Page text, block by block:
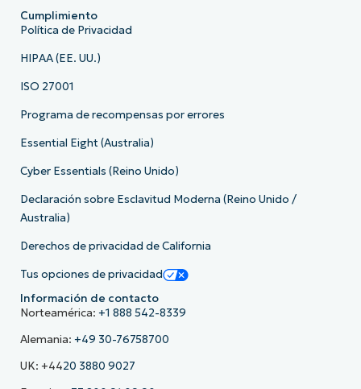
Cumplimiento
Política de Privacidad
HIPAA (EE. UU.)
ISO 27001
Programa de recompensas por errores
Essential Eight (Australia)
Cyber Essentials (Reino Unido)
Declaración sobre Esclavitud Moderna (Reino Unido /
Australia)
Derechos de privacidad de California
Tus opciones de privacidad
Información de contacto
Norteamérica: +1 888 542-8339
Alemania: +49 30-76758700
UK: +4420 3880 9027